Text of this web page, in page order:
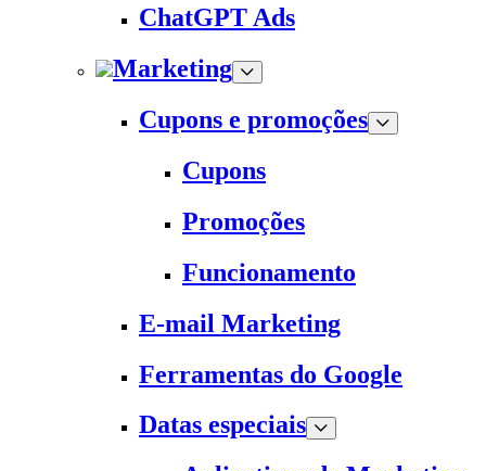
ChatGPT Ads
Marketing
Cupons e promoções
Cupons
Promoções
Funcionamento
E-mail Marketing
Ferramentas do Google
Datas especiais